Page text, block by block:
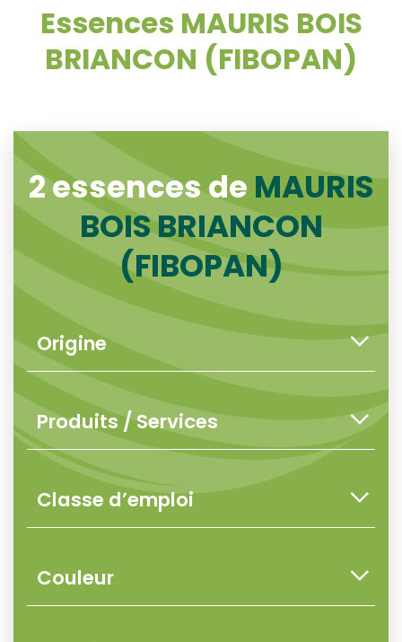
Essences MAURIS BOIS
BRIANCON (FIBOPAN)
2 essences de MAURIS
BOIS BRIANCON
(FIBOPAN)